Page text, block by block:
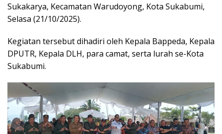
Sukakarya, Kecamatan Warudoyong, Kota Sukabumi,
Selasa (21/10/2025).
Kegiatan tersebut dihadiri oleh Kepala Bappeda, Kepala
DPUTR, Kepala DLH, para camat, serta lurah se-Kota
Sukabumi.